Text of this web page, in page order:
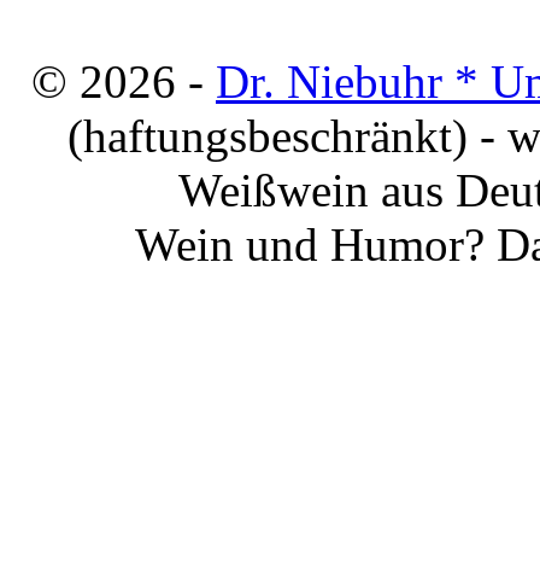
© 2026 - Dr. Niebuhr *
(haftungsbeschränkt) -
Weißwein aus
Wein und Humor?